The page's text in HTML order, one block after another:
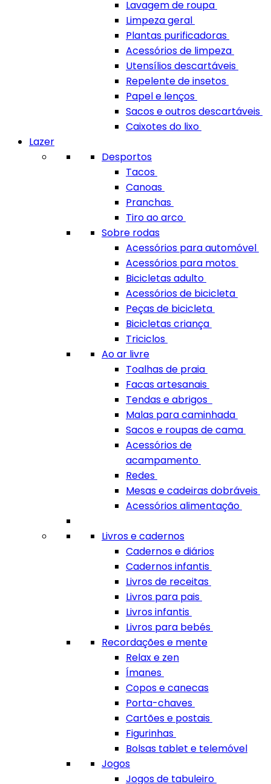
Lavagem de roupa
Limpeza geral
Plantas purificadoras
Acessórios de limpeza
Utensílios descartáveis
Repelente de insetos
Papel e lenços
Sacos e outros descartáveis
Caixotes do lixo
Lazer
Desportos
Tacos
Canoas
Pranchas
Tiro ao arco
Sobre rodas
Acessórios para automóvel
Acessórios para motos
Bicicletas adulto
Acessórios de bicicleta
Peças de bicicleta
Bicicletas criança
Triciclos
Ao ar livre
Toalhas de praia
Facas artesanais
Tendas e abrigos
Malas para caminhada
Sacos e roupas de cama
Acessórios de
acampamento
Redes
Mesas e cadeiras dobráveis
Acessórios alimentação
Livros e cadernos
Cadernos e diários
Cadernos infantis
Livros de receitas
Livros para pais
Livros infantis
Livros para bebés
Recordações e mente
Relax e zen
Ímanes
Copos e canecas
Porta-chaves
Cartões e postais
Figurinhas
Bolsas tablet e telemóvel
Jogos
Jogos de tabuleiro